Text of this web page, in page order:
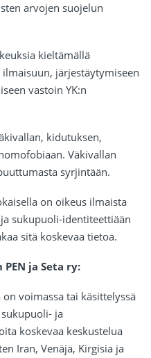
arvojen suojelun
kieltämällä
järjestäytymiseen
vastoin YK:n
kidutuksen,
Väkivallan
syrjintään.
on oikeus ilmaista
sukupuoli-identiteettiään
sitä koskevaa tietoa.
PEN ja Seta ry:
voimassa tai käsittelyssä
ja
koskevaa keskustelua
Iran, Venäjä, Kirgisia ja